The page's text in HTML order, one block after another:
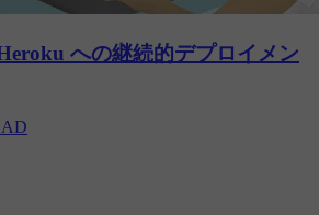
への継続的デプロイメン